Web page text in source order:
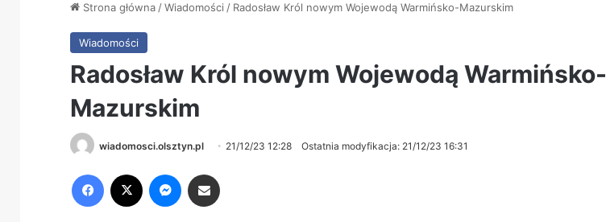
Strona główna /Wiadomości / Radosław Król nowym Wojewodą Warmińsko-Mazurskim
Wiadomości
Radosław Król nowym Wojewodą Warmińsko-
Mazurskim
wiadomosci.olsztyn.pl 21/12/23 12:28 Ostatnia modyfikacja: 21/12/23 16:31